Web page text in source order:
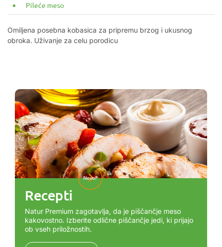
Pileće meso
Omiljena posebna kobasica za pripremu brzog i ukusnog
obroka. Uživanje za celu porodicu
Recepti
Novo!
Natur Premium zagotavlja, da je piščančje meso
kakovostno. Izberite odlične piščančje jedi, ki prijajo
ob vseh priložnostih.